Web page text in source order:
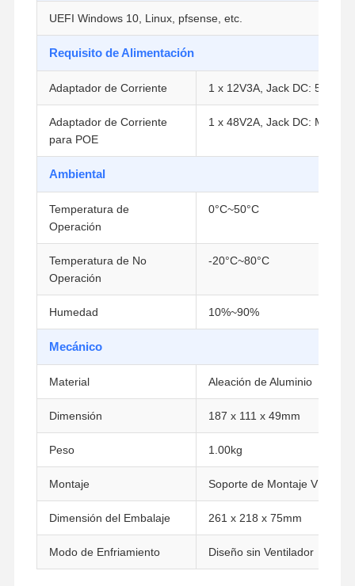
Mini PC industrial
1U PC de montaje en bastidor
Mini PC POE
NAS Mini PC también
El Celeron Mini PC
Core Mini PC también
Mini PC de Oficina
Placa base industrial
UEFI Windows 10, Linux, pfsense, etc.
Requisito de Alimentación
Adaptador de Corriente 1 x 12V3A, Jack DC:
Adaptador de Corriente
para POE
1 x 48V2A, Jack DC: Mini
Ambiental
Temperatura de
Operación
0°C~50°C
Temperatura de No
Operación
-20°C~80°C
Humedad 10%~90%
Mecánico
Material Aleación de Aluminio
Dimensión 187 x 111 x 49mm
Peso 1.00kg
Montaje Soporte de Montaje VESA
Dimensión del Embalaje 261 x 218 x 75mm
Modo de Enfriamiento Diseño sin Ventilador